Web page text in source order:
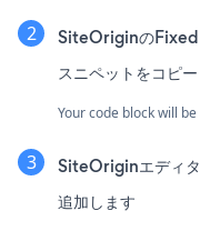
SiteOriginの
スニペットをコピ
Your code block will
SiteOriginエディ
追加します